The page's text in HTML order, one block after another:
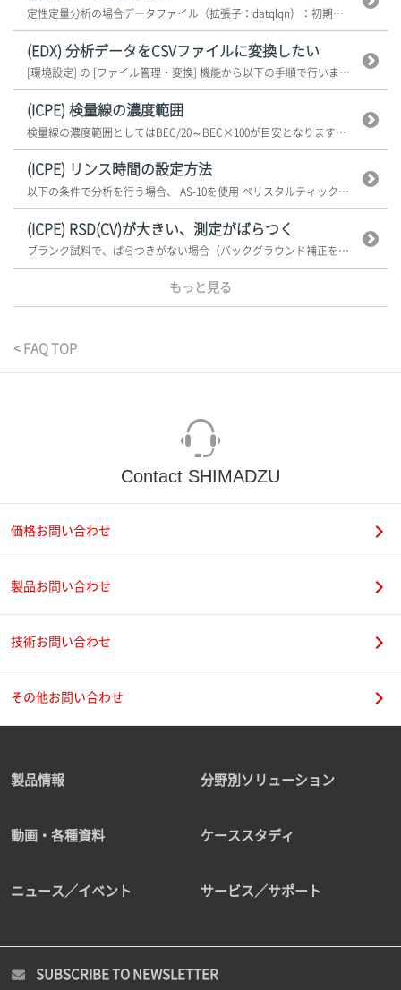
定性定量分析の場合データファイル（拡張子：datqlqn）：初期設定の格納...
(EDX) 分析データをCSVファイルに変換したい
[環境設定] の [ファイル管理・変換] 機能から以下の手順で行います。
(ICPE) 検量線の濃度範囲
検量線の濃度範囲としてはBEC/20～BEC×100が目安となります。 ...
(ICPE) リンス時間の設定方法
以下の条件で分析を行う場合、 AS-10を使用 ペリスタルティックポン...
(ICPE) RSD(CV)が大きい、測定がばらつく
ブランク試料で、ばらつきがない場合（バックグラウンド補正を行っている場合）...
もっと見る
< FAQ TOP
Contact SHIMADZU
価格お問い合わせ
製品お問い合わせ
技術お問い合わせ
その他お問い合わせ
製品情報 分野別ソリューション
動画・各種資料 ケーススタディ
ニュース／イベント サービス／サポート
SUBSCRIBE TO NEWSLETTER